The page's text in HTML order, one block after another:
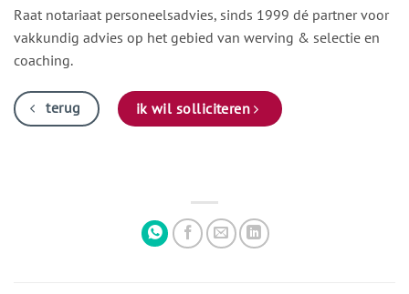
Raat notariaat personeelsadvies, sinds 1999 dé partner voor
vakkundig advies op het gebied van werving & selectie en
coaching.
terug ik wil solliciteren